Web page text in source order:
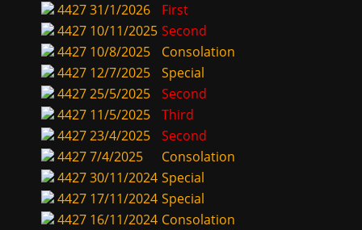
442731/1/2026
First
4427 10/11/2025 Second
4427 10/8/2025
Consolation
4427 12/7/2025
Special
442725/5/2025
Second
4427 11/5/2025
Third
442723/4/2025
Second
44277/4/2025
Consolation
442730/11/2024 Special
4427 17/11/2024 Special
4427 16/11/2024 Consolation